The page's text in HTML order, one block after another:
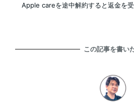
Apple careを途中解約すると返金を
この記事を書い